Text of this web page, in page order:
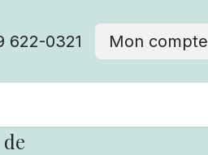
622-0321 Mon compte